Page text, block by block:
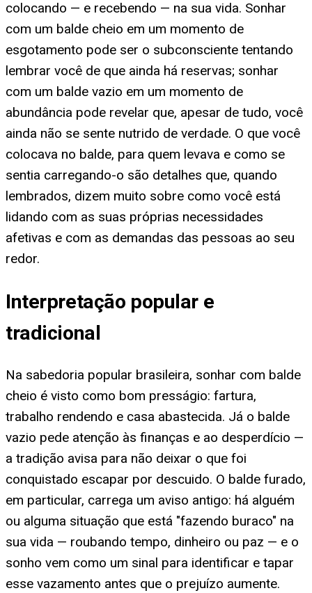
colocando — e recebendo — na sua vida. Sonhar
com um balde cheio em um momento de
esgotamento pode ser o subconsciente tentando
lembrar você de que ainda há reservas; sonhar
com um balde vazio em um momento de
abundância pode revelar que, apesar de tudo, você
ainda não se sente nutrido de verdade. O que você
colocava no balde, para quem levava e como se
sentia carregando-o são detalhes que, quando
lembrados, dizem muito sobre como você está
lidando com as suas próprias necessidades
afetivas e com as demandas das pessoas ao seu
redor.
Interpretação popular e
tradicional
Na sabedoria popular brasileira, sonhar com balde
cheio é visto como bom presságio: fartura,
trabalho rendendo e casa abastecida. Já o balde
vazio pede atenção às finanças e ao desperdício —
a tradição avisa para não deixar o que foi
conquistado escapar por descuido. O balde furado,
em particular, carrega um aviso antigo: há alguém
ou alguma situação que está "fazendo buraco" na
sua vida — roubando tempo, dinheiro ou paz — e o
sonho vem como um sinal para identificar e tapar
esse vazamento antes que o prejuízo aumente.